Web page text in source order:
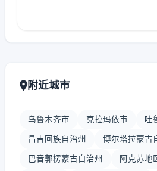
附近城市
乌鲁木齐市 克拉玛依市 吐
昌吉回族自治州 博尔塔拉蒙古
巴音郭楞蒙古自治州 阿克苏地